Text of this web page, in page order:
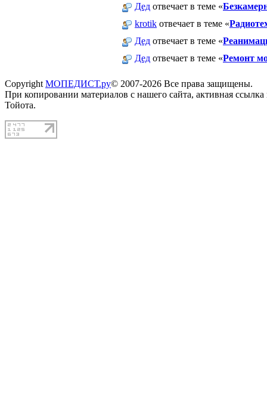
Дед отвечает в теме «
krotik отвечает в теме «
Дед отвечает в теме «
Дед отвечает в теме «Ремонт
Copyright МОПЕДИСТ.ру© 2007-2026 Все права защищены.
При копировании материалов с нашего сайта, активная
Тойота.